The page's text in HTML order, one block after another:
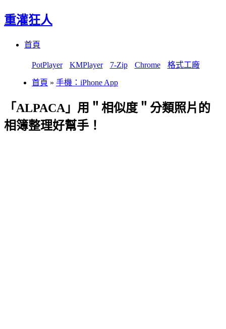
重灌狂人
首頁
PotPlayer KMPlayer 7-Zip Chrome 格式工廠
首頁 » 手機：iPhone App
「ALPACA」用＂相似度＂分類照片的
相簿整理好幫手！